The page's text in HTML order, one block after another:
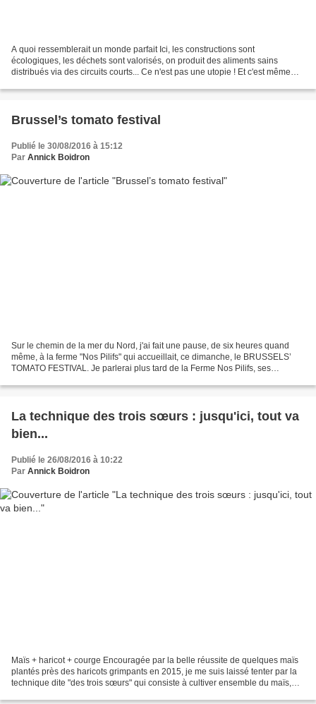
A quoi ressemblerait un monde parfait Ici, les constructions sont
écologiques, les déchets sont valorisés, on produit des aliments sains
distribués via des circuits courts... Ce n'est pas une utopie ! Et c'est même
Brussel’s tomato festival
Publié le 30/08/2016 à 15:12
Par Annick Boidron
Sur le chemin de la mer du Nord, j'ai fait une pause, de six heures quand
même, à la ferme "Nos Pilifs" qui accueillait, ce dimanche, le BRUSSELS’
TOMATO FESTIVAL. Je parlerai plus tard de la Ferme Nos Pilifs, ses
La technique des trois sœurs : jusqu'ici, tout va
bien...
Publié le 26/08/2016 à 10:22
Par Annick Boidron
Maïs + haricot + courge Encouragée par la belle réussite de quelques maïs
plantés près des haricots grimpants en 2015, je me suis laissé tenter par la
technique dite "des trois sœurs" qui consiste à cultiver ensemble du maïs,